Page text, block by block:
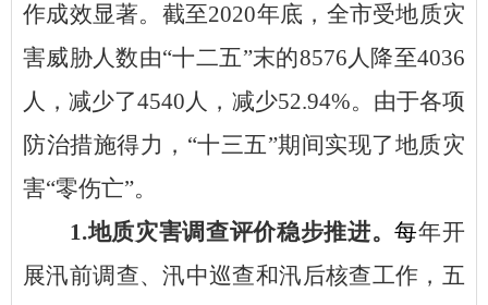
作成效显著。截至2020年底，全市受地质灾
害威胁人数由“十二五”末的8576人降至4036
人，减少了4540人，减少52.94%。由于各项
防治措施得力，“十三五”期间实现了地质灾
害“零伤亡”。
1.地质灾害调查评价稳步推进。每年开
展汛前调查、汛中巡查和汛后核查工作，五